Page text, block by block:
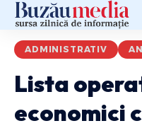
ADMINISTRATIV
Lista
economici